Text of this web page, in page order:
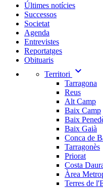
Últimes notícies
Successos
Societat
Agenda
Entrevistes
Reportatges
Obituaris
Territori
expand_more
Tarragona
Reus
Alt Camp
Baix Camp
Baix
Baix Gaià
Conca de
Tarragonès
Priorat
Costa
Àrea
Terres de